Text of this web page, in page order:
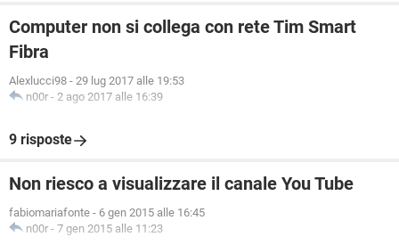
Computer non si collega con rete Tim Smart
Fibra
Alexlucci98 - 29 lug 2017 alle 19:53
n00r - 2 ago 2017 alle 16:39
9 risposte
Non riesco a visualizzare il canale You Tube
fabiomariafonte - 6 gen 2015 alle 16:45
n00r - 7 gen 2015 alle 11:23